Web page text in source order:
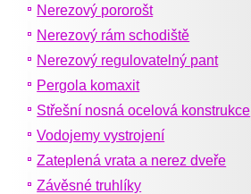
Nerezový pororošt
Nerezový rám schodiště
Nerezový regulovatelný pant
Pergola komaxit
Střešní nosná ocelová konstrukce
Vodojemy vystrojení
Zateplená vrata a nerez dveře
Závěsné truhlíky